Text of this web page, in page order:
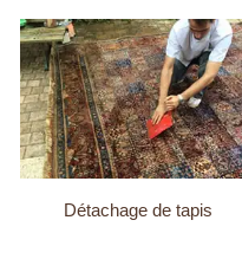
Détachage de tapis